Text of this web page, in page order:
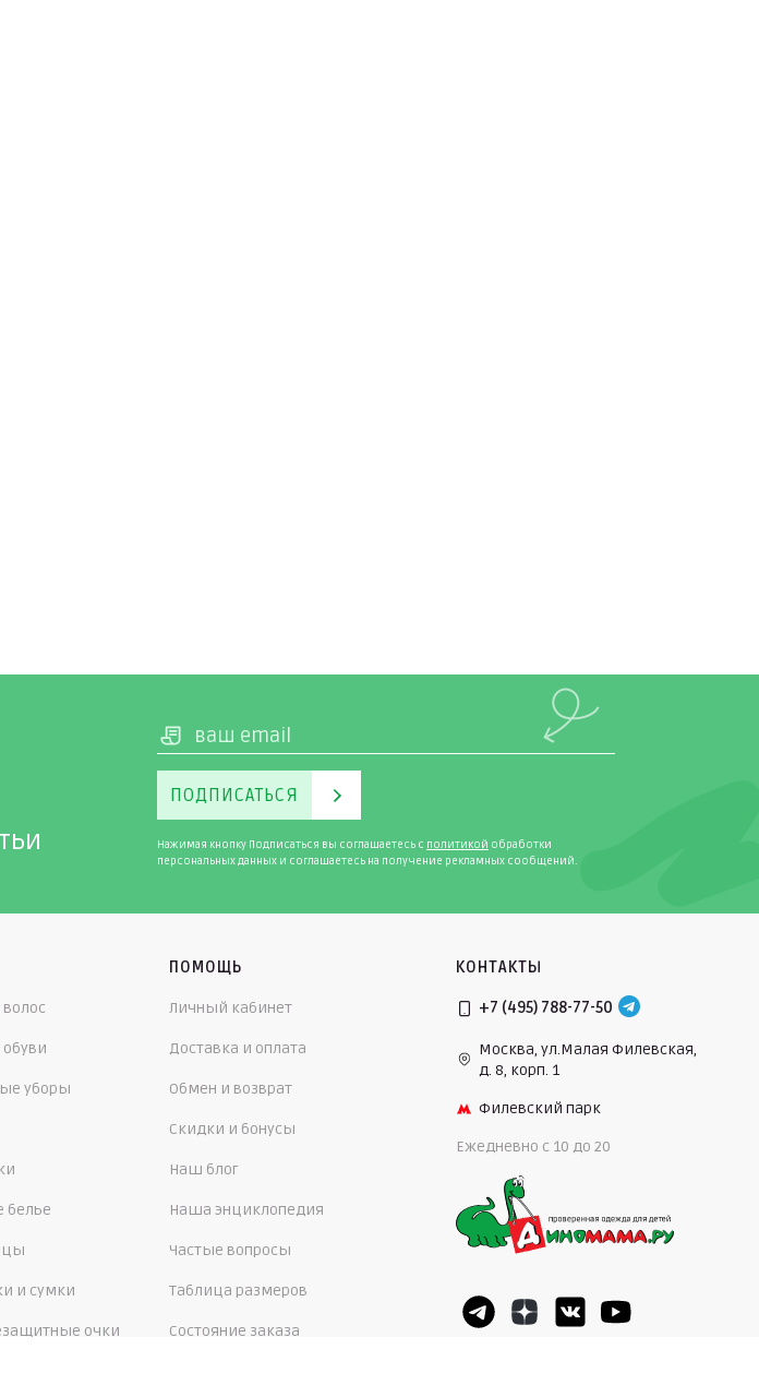
ПОДПИСАТЬСЯ
Нажимая кнопку Подписаться вы соглашаетесь с политикой обработки
персональных данных и соглашаетесь на получение рекламных сообщений.
уборы
белье
и сумки
очки
ПОМОЩЬ
Личный кабинет
Доставка и оплата
Обмен и возврат
Скидки и бонусы
Наш блог
Наша энциклопедия
Частые вопросы
Таблица размеров
Состояние заказа
КОНТАКТЫ
+7 (495) 788-77-50
Москва, ул.Малая Филевская,
д. 8, корп. 1
Филевский парк
Ежедневно c 10 до 20